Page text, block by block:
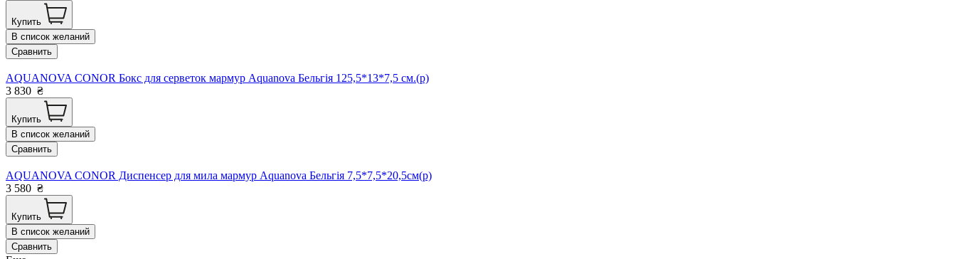
Купить
В список желаний
Сравнить
AQUANOVA CONOR Бокс для серветок мармур Aquanova Бельгія 125,5*13*7,5 см.(р)
3 830 ₴
Купить
В список желаний
Сравнить
AQUANOVA CONOR Диспенсер для мила мармур Aquanova Бельгія 7,5*7,5*20,5см(р)
3 580 ₴
Купить
В список желаний
Сравнить